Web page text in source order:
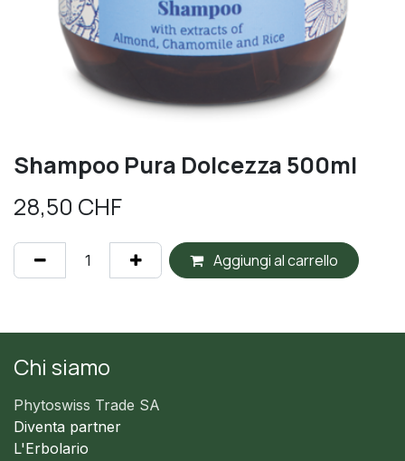
Shampoo Pura Dolcezza 500ml
28,50 CHF
Aggiungi al carrello
Chi siamo
Phytoswiss Trade SA
Diventa partner
L'Erbolario